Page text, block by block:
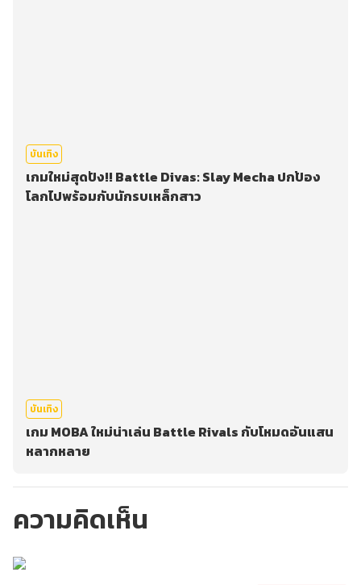
บันเทิง
เกมใหม่สุดปัง!! Battle Divas: Slay Mecha ปกป้อง
โลกไปพร้อมกับนักรบเหล็กสาว
บันเทิง
เกม MOBA ใหม่น่าเล่น Battle Rivals กับโหมดอันแสน
หลากหลาย
ความคิดเห็น